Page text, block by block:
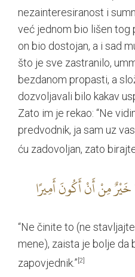
nezainteresiranost i
već jednom bio lišen tog
on bio dostojan, a i sad
što je sve zastranilo,
bezdanom propasti, a
dozvoljavali bilo kakav
Zato im je rekao: “Ne
predvodnik, ja sam uz
ću zadovoljan, zato
“Ne činite to (ne
mene), zaista je bolje da
zapovjednik.” [2]